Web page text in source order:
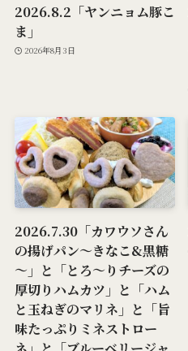
2026.8.2「ヤンニョム豚こ
ま」
2026年8月3日
2026.7.30「カワウソさん
の揚げパン～きなこ&黒糖
～」と「とろ～りチーズの
厚切りハムカツ」と「ハム
と玉ねぎのマリネ」と「旨
味たっぷりミネストロー